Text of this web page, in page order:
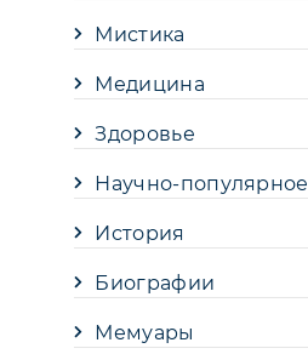
Мистика
Медицина
Здоровье
Научно-популярное
История
Биографии
Мемуары